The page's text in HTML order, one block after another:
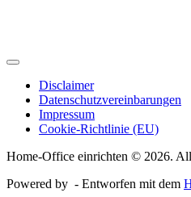
Disclaimer
Datenschutzvereinbarungen
Impressum
Cookie-Richtlinie (EU)
Home-Office einrichten © 2026.
Powered by - Entworfen mit dem